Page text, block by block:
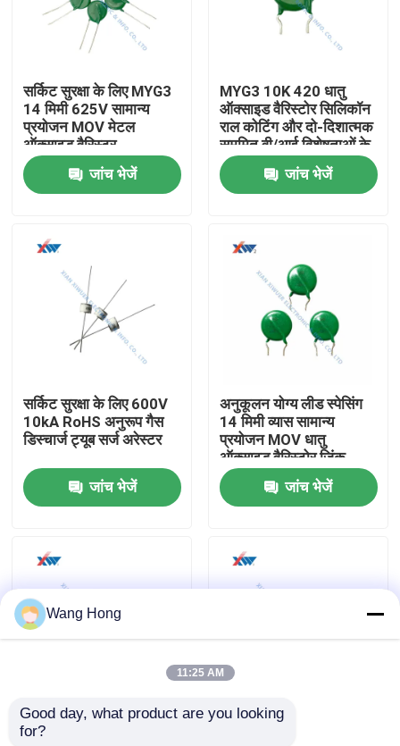
उत्पादों
वीआर दिखाएँ
हमारे बारे में
कारखाना भ्रमण
गुणवत्ता नियंत्रण
संपर्क करें
एक उद्धरण की विनती करे
उच्च वोल्टेज सिरेमिक संधारित्र
हाई वोल्टेज डोरकनॉब कैपेसिटर
सर्किट सुरक्षा के लिए MYG3
14 मिमी 625V सामान्य
प्रयोजन MOV मेटल
ऑक्साइड वैरिस्टर
जांच भेजें
MYG3 10K 420 धातु
ऑक्साइड वैरिस्टोर सिलिकॉन
राल कोटिंग और दो-दिशात्मक
सममित वी/आई विशेषताओं के
साथ वृद्धि संरक्षण के लिए
जांच भेजें
सर्किट सुरक्षा के लिए 600V
10kA RoHS अनुरूप गैस
डिस्चार्ज ट्यूब सर्ज अरेस्टर
जांच भेजें
अनुकूलन योग्य लीड स्पेसिंग
14 मिमी व्यास सामान्य
प्रयोजन MOV धातु
ऑक्साइड वैरिस्टोर जिंक
ऑक्साइड सर्ज अरेस्टर
जांच भेजें
7D561 सतह माउंट वैरिस्टर्स
30V PPTC रीसेट करने
Wang Hong
11:25 AM
Good day, what product are you looking
for?